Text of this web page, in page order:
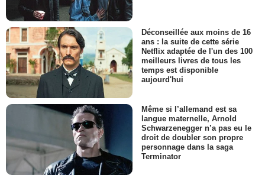
Déconseillée aux moins de 16
ans : la suite de cette série
Netflix adaptée de l'un des 100
meilleurs livres de tous les
temps est disponible
aujourd'hui
Même si l’allemand est sa
langue maternelle, Arnold
Schwarzenegger n’a pas eu le
droit de doubler son propre
personnage dans la saga
Terminator